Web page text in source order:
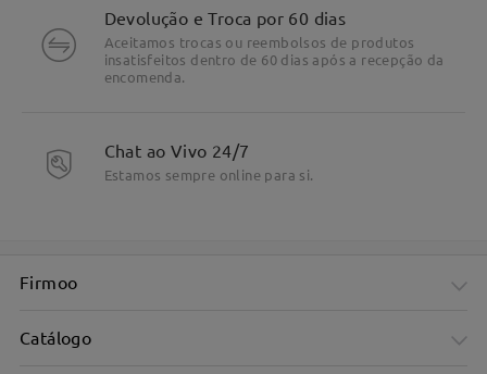
Devolução e Troca por 60 dias
Aceitamos trocas ou reembolsos de produtos
insatisfeitos dentro de 60 dias após a recepção da
encomenda.
Chat ao Vivo 24/7
Estamos sempre online para si.
Firmoo
Catálogo